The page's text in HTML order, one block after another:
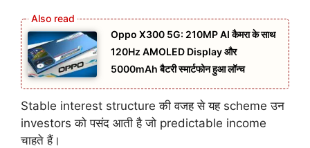
Oppo X300 5G: 210MP AI कैमरा के साथ
120Hz AMOLED Display और
5000mAh बैटरी स्मार्टफोन हुआ लॉन्च
Stable interest structure की वजह से यह scheme उन
investors को पसंद आती है जो predictable income
चाहते हैं।